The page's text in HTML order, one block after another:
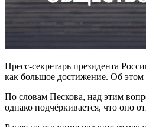
Пресс-секретарь президента
как большое достижение. Об этом
По словам Пескова, над этим
однако подчёркивается, что оно